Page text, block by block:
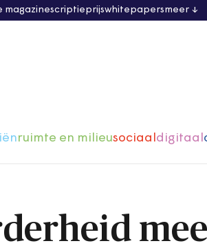
magazinescriptieprijswhitepapersmeer
ruimte en milieusociaaldigitaal